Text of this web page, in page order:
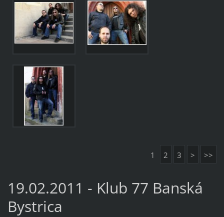
1 2 3 > >>
19.02.2011 - Klub 77 Banská
Bystrica